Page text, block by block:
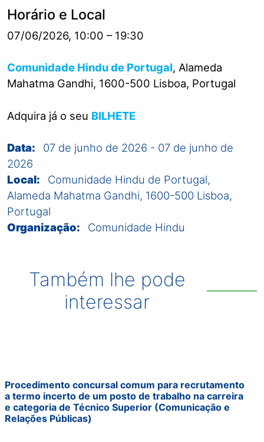
Horário e Local
07/06/2026, 10:00 – 19:30
Comunidade Hindu de Portugal, Alameda
Mahatma Gandhi, 1600-500 Lisboa, Portugal
Adquira já o seu BILHETE
Data: 07 de junho de 2026 - 07 de junho de
2026
Local:
Comunidade Hindu de Portugal,
Alameda Mahatma Gandhi, 1600-500 Lisboa,
Portugal
Organização:
Comunidade Hindu
Também lhe pode
interessar
Procedimento concursal comum para recrutamento
a termo incerto de um posto de trabalho na carreira
e categoria de Técnico Superior (Comunicação e
Relações Públicas)